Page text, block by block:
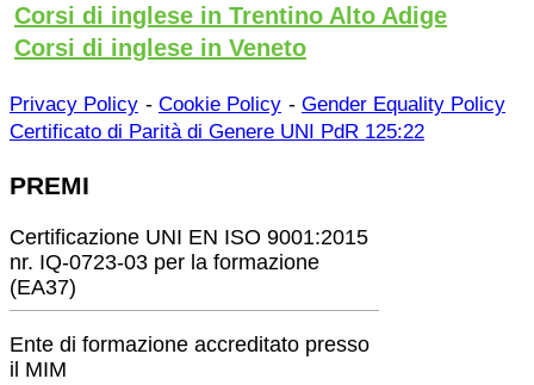
Corsi di inglese in Trentino Alto Adige
Corsi di inglese in Veneto
Privacy Policy - Cookie Policy - Gender Equality Policy
Certificato di Parità di Genere UNI PdR 125:22
PREMI
Certificazione UNI EN ISO 9001:2015
nr. IQ-0723-03 per la formazione
(EA37)
Ente di formazione accreditato presso
il MIM